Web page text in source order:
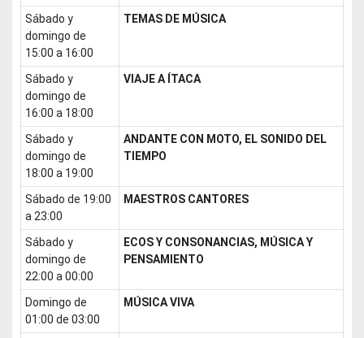
sábado y
domingo de
15:00 a 16:00
TEMAS DE MÚSICA
sábado y
domingo de
16:00 a 18:00
VIAJE A ÍTACA
sábado y
domingo de
18:00 a 19:00
ANDANTE CON MOTO, EL SONIDO DEL
TIEMPO
sábado de 19:00
a 23:00
MAESTROS CANTORES
sábado y
domingo de
22:00 a 00:00
ECOS Y CONSONANCIAS, MÚSICA Y
PENSAMIENTO
domingo de
01:00 de 03:00
MÚSICA VIVA